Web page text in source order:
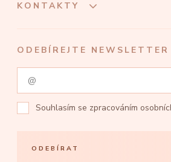
KONTAKTY
ODEBÍREJTE NEWSLETTER
Souhlasím se zpracováním
ODEBÍRAT